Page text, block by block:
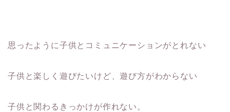
思ったように子供とコミュニケーションがとれない
子供と楽しく遊びたいけど、遊び方がわからない
子供と関わるきっかけが作れない。